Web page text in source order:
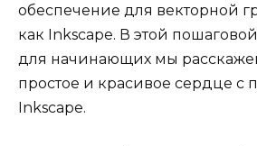
обеспечение для векторной
как Inkscape. В этой
для начинающих мы
простое и красивое сердце с
Inkscape.